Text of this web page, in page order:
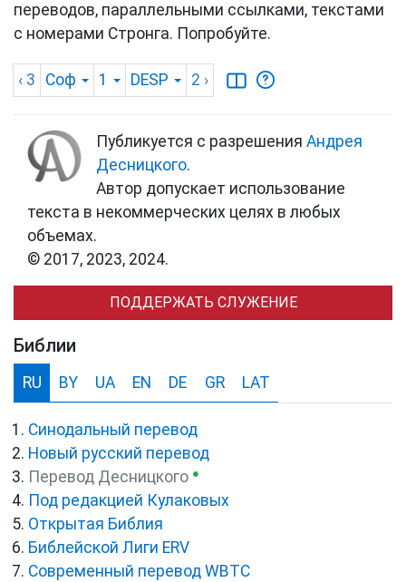
переводов, параллельными ссылками, текстами
с номерами Стронга. Попробуйте.
‹ 3 Соф 1 DESP 2 ›
Публикуется с разрешения Андрея
Десницкого.
Автор допускает использование
текста в некоммерческих целях в любых
объемах.
© 2017, 2023, 2024.
ПОДДЕРЖАТЬ СЛУЖЕНИЕ
Библии
RU BY UA EN DE GR LAT
Синодальный перевод
Новый русский перевод
Перевод Десницкого ●
Под редакцией Кулаковых
Открытая Библия
Библейской Лиги ERV
Cовременный перевод WBTC